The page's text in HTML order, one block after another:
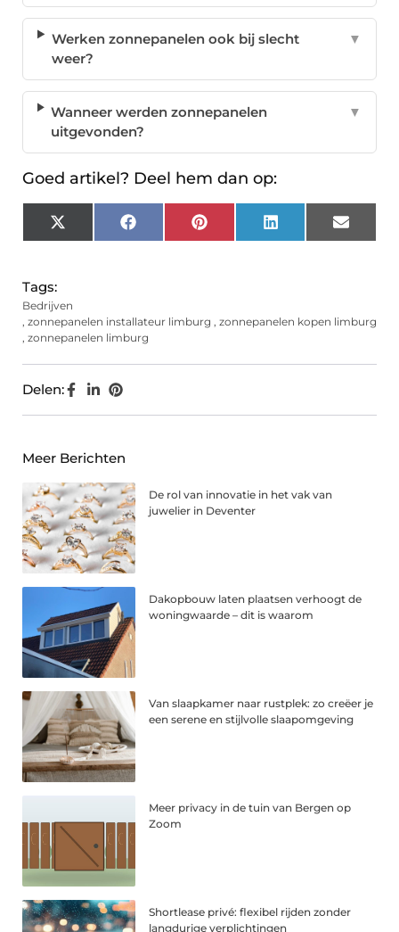
Werken zonnepanelen ook bij slecht
weer?
▼
Wanneer werden zonnepanelen
uitgevonden?
▼
Goed artikel? Deel hem dan op:
X
(Twitter)
FacebookPinterest LinkedIn Email
Tags:
Bedrijven
, zonnepanelen installateur limburg , zonnepanelen kopen limburg
, zonnepanelen limburg
Delen:
Meer Berichten
De rol van innovatie in het vak van
juwelier in Deventer
Dakopbouw laten plaatsen verhoogt de
woningwaarde – dit is waarom
Van slaapkamer naar rustplek: zo creëer je
een serene en stijlvolle slaapomgeving
Meer privacy in de tuin van Bergen op
Zoom
Shortlease privé: flexibel rijden zonder
langdurige verplichtingen